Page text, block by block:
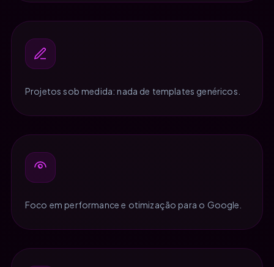
Projetos sob medida: nada de templates genéricos.
Foco em performance e otimização para o Google.